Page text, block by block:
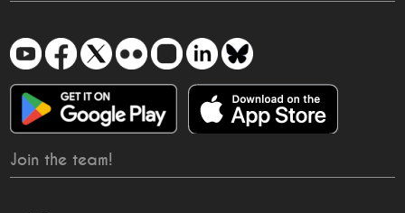
Join the team!